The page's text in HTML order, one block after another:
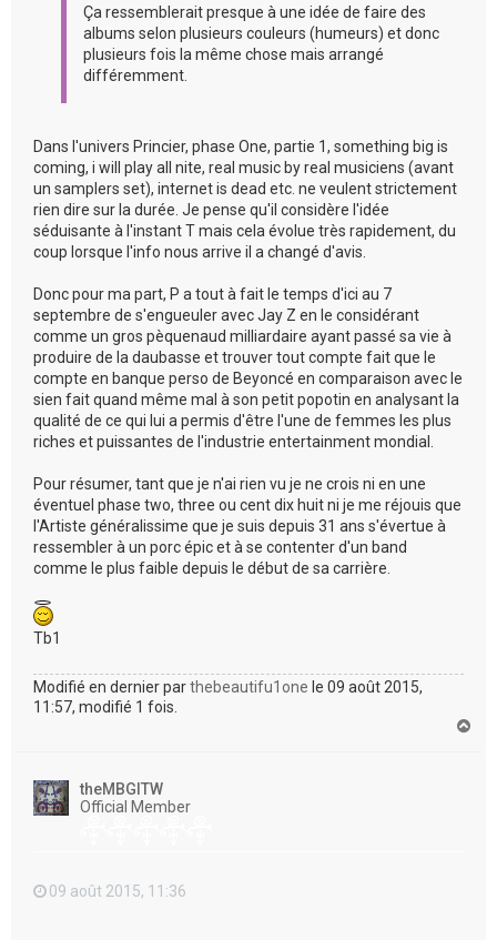
Ça ressemblerait presque à une idée de faire des
albums selon plusieurs couleurs (humeurs) et donc
plusieurs fois la même chose mais arrangé
différemment.
Dans l'univers Princier, phase One, partie 1, something big is
coming, i will play all nite, real music by real musiciens (avant
un samplers set), internet is dead etc. ne veulent strictement
rien dire sur la durée. Je pense qu'il considère l'idée
séduisante à l'instant T mais cela évolue très rapidement, du
coup lorsque l'info nous arrive il a changé d'avis.
Donc pour ma part, P a tout à fait le temps d'ici au 7
septembre de s'engueuler avec Jay Z en le considérant
comme un gros pèquenaud milliardaire ayant passé sa vie à
produire de la daubasse et trouver tout compte fait que le
compte en banque perso de Beyoncé en comparaison avec le
sien fait quand même mal à son petit popotin en analysant la
qualité de ce qui lui a permis d'être l'une de femmes les plus
riches et puissantes de l'industrie entertainment mondial.
Pour résumer, tant que je n'ai rien vu je ne crois ni en une
éventuel phase two, three ou cent dix huit ni je me réjouis que
l'Artiste généralissime que je suis depuis 31 ans s'évertue à
ressembler à un porc épic et à se contenter d'un band
comme le plus faible depuis le début de sa carrière.
Tb1
Modifié en dernier parthebeautifu1one le 09 août 2015,
11:57, modifié 1 fois.
theMBGITW
Official Member
09 août 2015, 11:36